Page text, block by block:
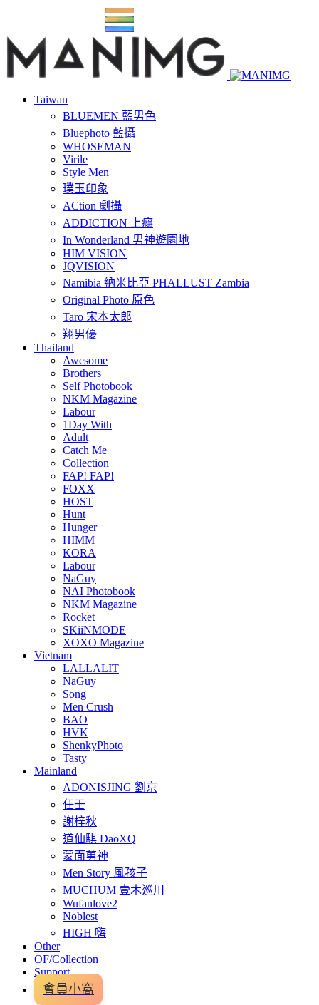
Taiwan
BLUEMEN 藍男色
Bluephoto 藍攝
WHOSEMAN
Virile
Style Men
璞玉印象
ACtion 劇攝
ADDICTION 上癮
In Wonderland 男神遊園地
HIM VISION
JQVISION
Namibia 納米比亞 PHALLUST Zambia
Original Photo 原色
Taro 宋本太郎
翔男優
Thailand
Awesome
Brothers
Self Photobook
NKM Magazine
Labour
1Day With
Adult
Catch Me
Collection
FAP! FAP!
FOXX
HOST
Hunt
Hunger
HIMM
KORA
Labour
NaGuy
NAI Photobook
NKM Magazine
Rocket
SKiiNMODE
XOXO Magazine
Vietnam
LALLALIT
NaGuy
Song
Men Crush
BAO
HVK
ShenkyPhoto
Tasty
Mainland
ADONISJING 劉京
任壬
謝梓秋
道仙騏 DaoXQ
蒙面莮神
Men Story 風孩子
MUCHUM 壹木巡川
Wufanlove2
Noblest
HIGH 嗨
Other
OF/Collection
Support
會員小窩